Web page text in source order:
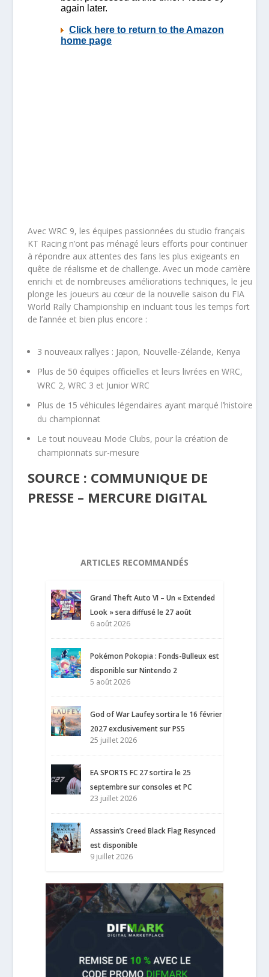
AvecWRC 9, les équipes passionnées du studio français
KT Racing n’ont pas ménagé leurs efforts pour continuer
à répondre aux attentes des fans les plus exigeants en
quête de réalisme et de challenge. Avec un mode carrière
enrichi et de nombreuses améliorations techniques, le jeu
plonge les joueurs au cœur de la nouvelle saison du FIA
World Rally Championship en incluant tous les temps fort
de l’année et bien plus encore :
3 nouveaux rallyes : Japon, Nouvelle-Zélande, Kenya
Plus de 50 équipes officielles et leurs livrées en WRC,
WRC 2, WRC 3 et Junior WRC
Plus de 15 véhicules légendaires ayant marqué l’histoire
du championnat
Le tout nouveau Mode Clubs, pour la création de
championnats sur-mesure
SOURCE : COMMUNIQUE DE
PRESSE – MERCURE DIGITAL
ARTICLES RECOMMANDÉS
Grand Theft Auto VI – Un « Extended
Look » sera diffusé le 27 août
6 août 2026
Pokémon Pokopia : Fonds-Bulleux est
disponible sur Nintendo 2
5 août 2026
God of War Laufey sortira le 16 février
2027 exclusivement sur PS5
25 juillet 2026
EA SPORTS FC 27 sortira le 25
septembre sur consoles et PC
23 juillet 2026
Assassin’s Creed Black Flag Resynced
est disponible
9 juillet 2026